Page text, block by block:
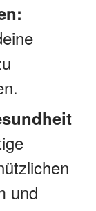
und